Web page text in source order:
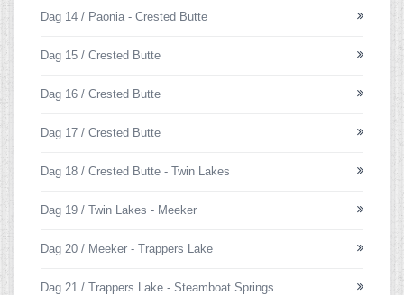
Dag 14 / Paonia - Crested Butte
Dag 15 / Crested Butte
Dag 16 / Crested Butte
Dag 17 / Crested Butte
Dag 18 / Crested Butte - Twin Lakes
Dag 19 / Twin Lakes - Meeker
Dag 20 / Meeker - Trappers Lake
Dag 21 / Trappers Lake - Steamboat Springs